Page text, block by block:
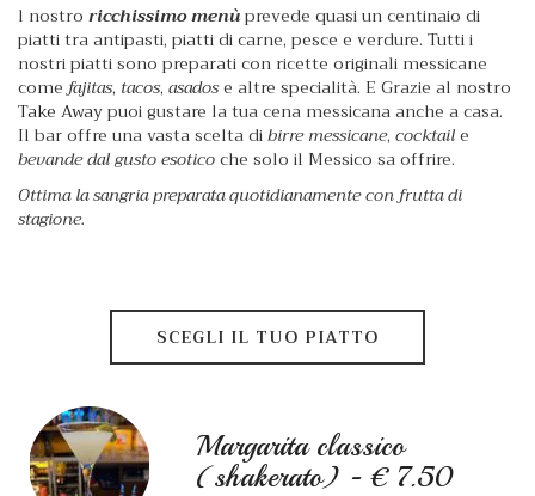
l nostro ricchissimo menùprevede quasi un centinaio di
piatti tra antipasti, piatti di carne, pesce e verdure. Tutti i
nostri piatti sono preparati con ricette originali messicane
comefajitas, tacos, asadose altre specialità. E Grazie al nostro
Take Awaypuoi gustare la tua cena messicana anche a casa.
Il bar offre una vasta scelta dibirre messicane, cocktaile
bevande dal gusto esoticoche solo il Messico sa offrire.
Ottima la sangria preparata quotidianamente con frutta di
stagione.
SCEGLI IL TUO PIATTO
Margarita classico
(shakerato) - € 7.50